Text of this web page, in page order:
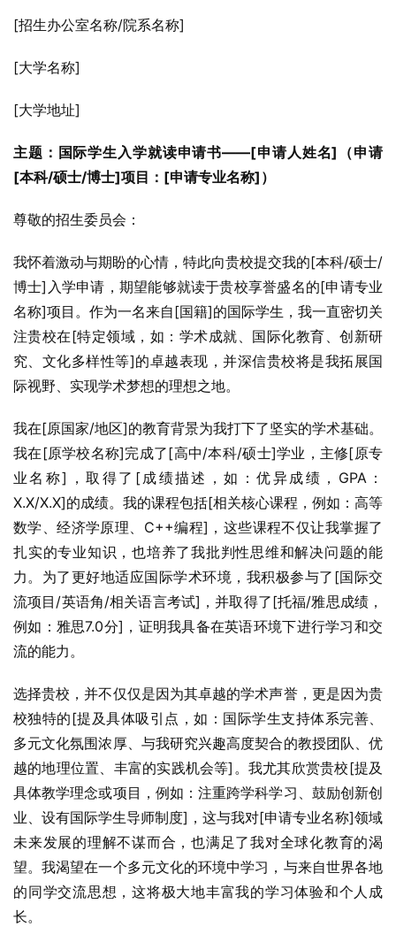
[招生办公室名称/院系名称]
[大学名称]
[大学地址]
主题：国际学生入学就读申请书——[申请人姓名]（申请
[本科/硕士/博士]项目：[申请专业名称]）
尊敬的招生委员会：
我怀着激动与期盼的心情，特此向贵校提交我的[本科/硕士/
博士]入学申请，期望能够就读于贵校享誉盛名的[申请专业
名称]项目。作为一名来自[国籍]的国际学生，我一直密切关
注贵校在[特定领域，如：学术成就、国际化教育、创新研
究、文化多样性等]的卓越表现，并深信贵校将是我拓展国
际视野、实现学术梦想的理想之地。
我在[原国家/地区]的教育背景为我打下了坚实的学术基础。
我在[原学校名称]完成了[高中/本科/硕士]学业，主修[原专
业名称]，取得了[成绩描述，如：优异成绩，GPA：
X.X/X.X]的成绩。我的课程包括[相关核心课程，例如：高等
数学、经济学原理、C++编程]，这些课程不仅让我掌握了
扎实的专业知识，也培养了我批判性思维和解决问题的能
力。为了更好地适应国际学术环境，我积极参与了[国际交
流项目/英语角/相关语言考试]，并取得了[托福/雅思成绩，
例如：雅思7.0分]，证明我具备在英语环境下进行学习和交
流的能力。
选择贵校，并不仅仅是因为其卓越的学术声誉，更是因为贵
校独特的[提及具体吸引点，如：国际学生支持体系完善、
多元文化氛围浓厚、与我研究兴趣高度契合的教授团队、优
越的地理位置、丰富的实践机会等]。我尤其欣赏贵校[提及
具体教学理念或项目，例如：注重跨学科学习、鼓励创新创
业、设有国际学生导师制度]，这与我对[申请专业名称]领域
未来发展的理解不谋而合，也满足了我对全球化教育的渴
望。我渴望在一个多元文化的环境中学习，与来自世界各地
的同学交流思想，这将极大地丰富我的学习体验和个人成
长。